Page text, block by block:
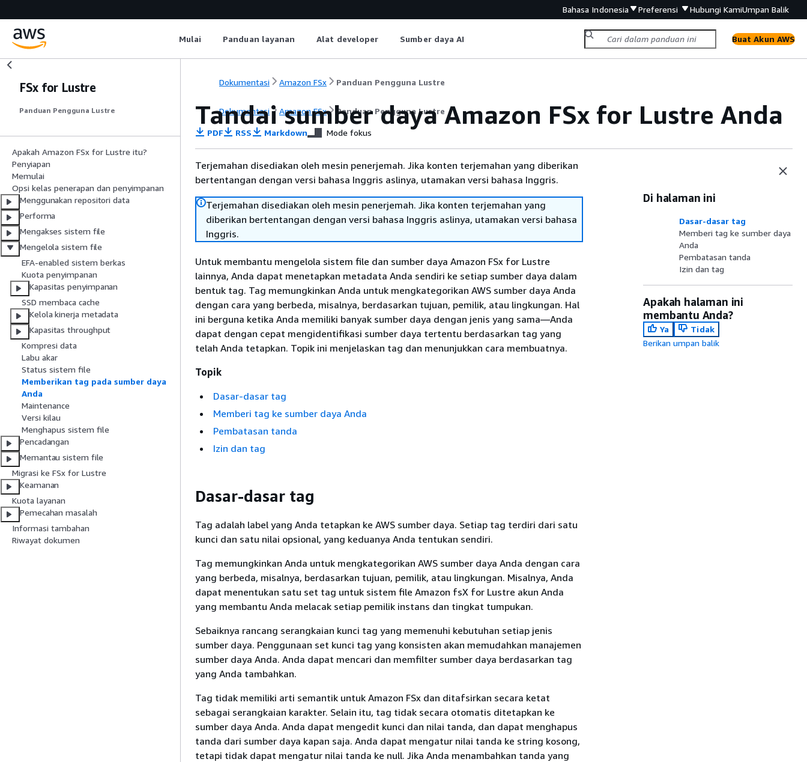
Bahasa Indonesia Preferensi Hubungi KamiUmpan Balik
Mulai Panduan layanan Alat developer Sumber daya AI Buat Akun AWS
FSx for Lustre
Panduan Pengguna Lustre
Apakah Amazon FSx for Lustre itu?
Penyiapan
Memulai
Opsi kelas penerapan dan penyimpanan
Menggunakan repositori data
Performa
Mengakses sistem file
Mengelola sistem file
EFA-enabled sistem berkas
Kuota penyimpanan
Kapasitas penyimpanan
SSD membaca cache
Kelola kinerja metadata
Kapasitas throughput
Kompresi data
Labu akar
Status sistem file
Memberikan tag pada sumber daya
Anda
Maintenance
Versi kilau
Menghapus sistem file
Pencadangan
Memantau sistem file
Migrasi ke FSx for Lustre
Keamanan
Kuota layanan
Pemecahan masalah
Informasi tambahan
Riwayat dokumen
Dokumentasi Amazon FSx Panduan Pengguna Lustre
Dokumentasi Amazon FSx Panduan Pengguna Lustre
Tandai sumber daya Amazon FSx for Lustre Anda
PDF RSS Markdown Mode fokus
Terjemahan disediakan oleh mesin penerjemah. Jika konten terjemahan yang diberikan
bertentangan dengan versi bahasa Inggris aslinya, utamakan versi bahasa Inggris.
Terjemahan disediakan oleh mesin penerjemah. Jika konten terjemahan yang
diberikan bertentangan dengan versi bahasa Inggris aslinya, utamakan versi bahasa
Inggris.
Untuk membantu mengelola sistem file dan sumber daya Amazon FSx for Lustre
lainnya, Anda dapat menetapkan metadata Anda sendiri ke setiap sumber daya dalam
bentuk tag. Tag memungkinkan Anda untuk mengkategorikan AWS sumber daya Anda
dengan cara yang berbeda, misalnya, berdasarkan tujuan, pemilik, atau lingkungan. Hal
ini berguna ketika Anda memiliki banyak sumber daya dengan jenis yang sama—Anda
dapat dengan cepat mengidentifikasi sumber daya tertentu berdasarkan tag yang
telah Anda tetapkan. Topik ini menjelaskan tag dan menunjukkan cara membuatnya.
Topik
Dasar-dasar tag
Memberi tag ke sumber daya Anda
Pembatasan tanda
Izin dan tag
Dasar-dasar tag
Tag adalah label yang Anda tetapkan ke AWS sumber daya. Setiap tag terdiri dari satu
kunci dan satu nilai opsional, yang keduanya Anda tentukan sendiri.
Tag memungkinkan Anda untuk mengkategorikan AWS sumber daya Anda dengan cara
yang berbeda, misalnya, berdasarkan tujuan, pemilik, atau lingkungan. Misalnya, Anda
dapat menentukan satu set tag untuk sistem file Amazon fsX for Lustre akun Anda
yang membantu Anda melacak setiap pemilik instans dan tingkat tumpukan.
Sebaiknya rancang serangkaian kunci tag yang memenuhi kebutuhan setiap jenis
sumber daya. Penggunaan set kunci tag yang konsisten akan memudahkan manajemen
sumber daya Anda. Anda dapat mencari dan memfilter sumber daya berdasarkan tag
yang Anda tambahkan.
Tag tidak memiliki arti semantik untuk Amazon FSx dan ditafsirkan secara ketat
sebagai serangkaian karakter. Selain itu, tag tidak secara otomatis ditetapkan ke
sumber daya Anda. Anda dapat mengedit kunci dan nilai tanda, dan dapat menghapus
tanda dari sumber daya kapan saja. Anda dapat mengatur nilai tanda ke string kosong,
tetapi tidak dapat mengatur nilai tanda ke null. Jika Anda menambahkan tanda yang
Di halaman ini
Dasar-dasar tag
Memberi tag ke sumber daya
Anda
Pembatasan tanda
Izin dan tag
Apakah halaman ini
membantu Anda?
Ya
Tidak
Berikan umpan balik